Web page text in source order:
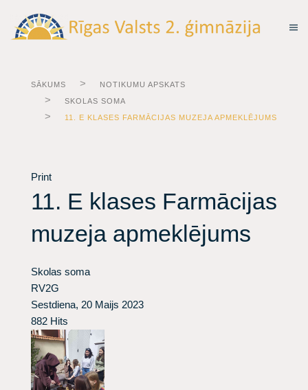
SĀKUMS
NOTIKUMU APSKATS
SKOLAS SOMA
11. E KLASES FARMĀCIJAS MUZEJA APMEKLĒJUMS
Print
11. E klases Farmācijas
muzeja apmeklējums
Skolas soma
RV2G
Sestdiena, 20 Maijs 2023
882 Hits